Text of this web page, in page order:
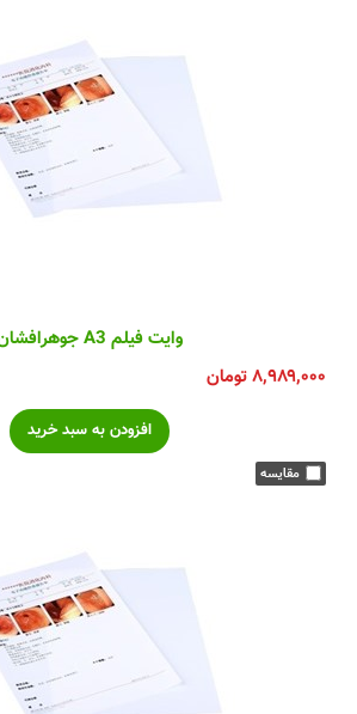
وایت فیلم A3 جوهرافشان
۸,۹۸۹,۰۰۰تومان